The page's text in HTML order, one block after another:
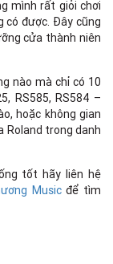
mình rất giỏi chơi
có được. Đây cũng
cửa thành niên
nào mà chỉ có 10
RS585, RS584 –
hoặc không gian
Roland trong danh
tốt hãy liên hệ
Musicđể tìm